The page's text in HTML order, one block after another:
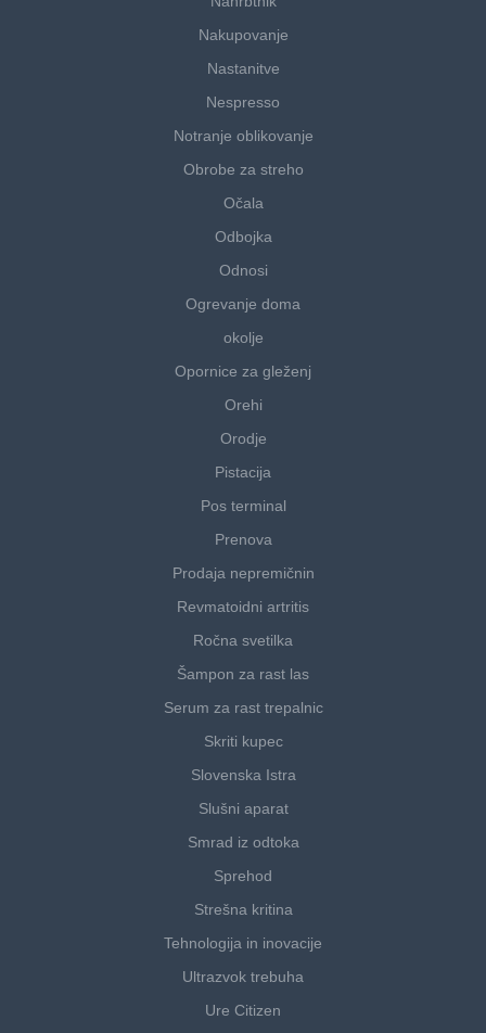
Nakupovanje
Nastanitve
Nespresso
Notranje oblikovanje
Obrobe za streho
Očala
Odbojka
Odnosi
Ogrevanje doma
okolje
Opornice za gleženj
Orehi
Orodje
Pistacija
Pos terminal
Prenova
Prodaja nepremičnin
Revmatoidni artritis
Ročna svetilka
Šampon za rast las
Serum za rast trepalnic
Skriti kupec
Slovenska Istra
Slušni aparat
Smrad iz odtoka
Sprehod
Strešna kritina
Tehnologija in inovacije
Ultrazvok trebuha
Ure Citizen